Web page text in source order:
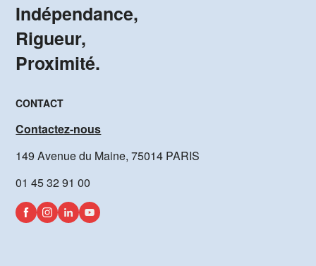
Indépendance,
Rigueur,
Proximité.
CONTACT
Contactez-nous
149 Avenue du Maine, 75014 PARIS
01 45 32 91 00